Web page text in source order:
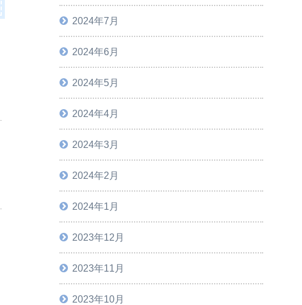
2024年7月
2024年6月
2024年5月
2024年4月
2024年3月
2024年2月
2024年1月
2023年12月
2023年11月
2023年10月